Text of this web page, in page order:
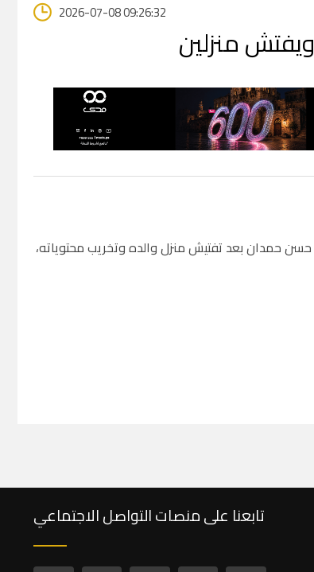
2026-07-08 09:26:32
منزلين
حسن حمدان بعد تفتيش منزل والده وتخريب محتوياته،
تابعنا على منصات التواصل الاجتماعي